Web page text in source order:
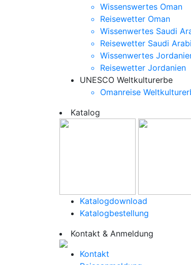
Wissenswertes Oman
Reisewetter Oman
Wissenwertes Saudi
Reisewetter Saudi
Wissenwertes
Reisewetter Jordanien
UNESCO Weltkulturerbe
Omanreise
Katalog
Katalogdownload
Katalogbestellung
Kontakt & Anmeldung
Kontakt